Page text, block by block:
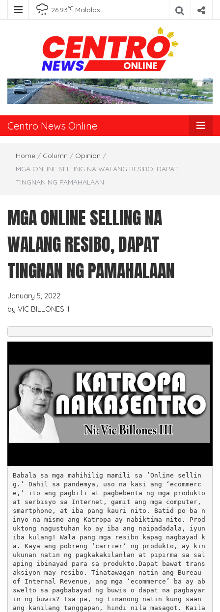
26.93℃ Malolos
Centro News
Online
Centro News Online
Home / Column / Opinion /
MGA ONLINE SELLING NA WALANG RESIBO, DAPAT
TINGNAN NG PAMAHALAAN
MGA ONLINE SELLING NA
WALANG RESIBO, DAPAT
TINGNAN NG PAMAHALAAN
January 5, 2022
by VIC BILLONES III
Babala sa mga mahihilig mamili sa ‘Online sellin
g.’ Dahil sa pandemya, uso na kasi ang ‘ecommerc
e,’ ito ang pagbili at pagbebenta ng mga produkto
at serbisyo sa Internet, gamit ang mga computer,
smartphone, at iba pang kauri nito. Batid po ba n
inyo na mismo ang Katropa ay nabiktima nito. Prod
uktong nagustuhan ko ay iba ang naipadadala, iyun
iba kulang! Wala pang mga resibo kapag nagbayad k
a. Kaya ang pobreng ‘carrier’ ng produkto, ay kin
ukunan natin ng pagkakakilanlan at pipirma sa sal
aping ibinayad para sa produkto.Dapat bawat trans
aksiyon may resibo. Tinatawagan natin ang Bureau
of Internal Revenue, ang mga ‘ecommerce’ ba ay ab
swelto sa pagbabayad ng buwis o dapat na pagbayar
in ng buwis? Isa pa, ng tinanong natin kung saan
ang kanilang tanggapan, hindi nila masagot. Kaila